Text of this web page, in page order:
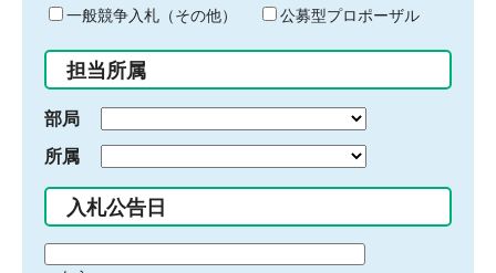
ド
入
力
一般競争入札（その他）
公募型プロポーザル
担当所属
部局
所属
入札公告日